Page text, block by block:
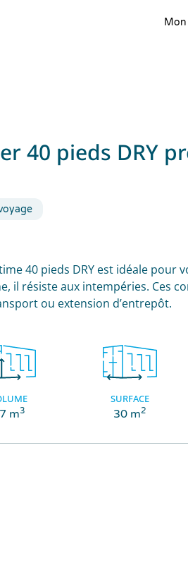
40 pieds DRY
40 pieds DRY est idéale pour
il résiste aux intempéries. Ces
ou extension d’entrepôt.
m3
SURFACE
30 m2